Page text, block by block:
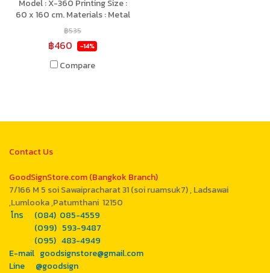
Model : X-360 Printing Size :
60 x 160 cm. Materials : Metal
Strong
฿535
฿460 -14%
Compare
Contact Us
GoodSignStore.com (Bangkok Branch)
7/166 M 5 soi Sawaipracharat 31 (soi ruamsuk7) , Ladsawai
,Lumlooka ,Patumthani 12150
โทร (084) 085-4559
(099) 593-9487
(095) 483-4949
E-mail goodsignstore@gmail.com
Line @goodsign